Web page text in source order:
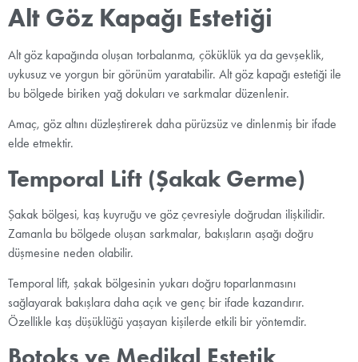
Alt Göz Kapağı Estetiği
Alt göz kapağında oluşan torbalanma, çöküklük ya da gevşeklik,
uykusuz ve yorgun bir görünüm yaratabilir. Alt göz kapağı estetiği ile
bu bölgede biriken yağ dokuları ve sarkmalar düzenlenir.
Amaç, göz altını düzleştirerek daha pürüzsüz ve dinlenmiş bir ifade
elde etmektir.
Temporal Lift (Şakak Germe)
Şakak bölgesi, kaş kuyruğu ve göz çevresiyle doğrudan ilişkilidir.
Zamanla bu bölgede oluşan sarkmalar, bakışların aşağı doğru
düşmesine neden olabilir.
Temporal lift, şakak bölgesinin yukarı doğru toparlanmasını
sağlayarak bakışlara daha açık ve genç bir ifade kazandırır.
Özellikle kaş düşüklüğü yaşayan kişilerde etkili bir yöntemdir.
Botoks ve Medikal Estetik